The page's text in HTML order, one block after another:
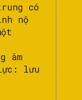
có
nộ
âm
lưu